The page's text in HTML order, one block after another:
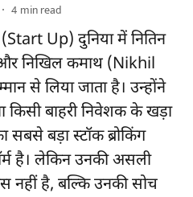
4 min read
Up) दुनिया में नितिन
निखिल कमाथ (Nikhil
से लिया जाता है। उन्होंने
किसी बाहरी निवेशक के खड़ा
बड़ा स्टॉक ब्रोकिंग
है। लेकिन उनकी असली
नहीं है, बल्कि उनकी सोच